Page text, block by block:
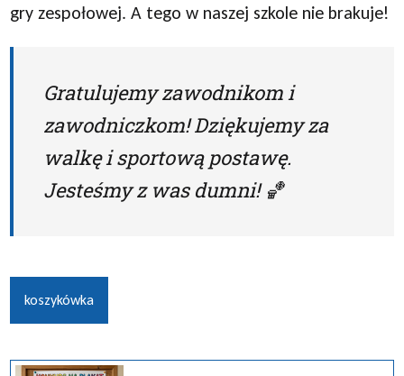
gry zespołowej. A tego w naszej szkole nie brakuje!
Gratulujemy zawodnikom i
zawodniczkom! Dziękujemy za
walkę i sportową postawę.
Jesteśmy z was dumni! 🏀
koszykówka